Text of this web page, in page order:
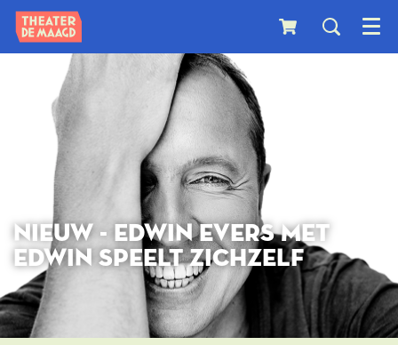
Menu
NIEUW - EDWIN EVERS MET
EDWIN SPEELT ZICHZELF